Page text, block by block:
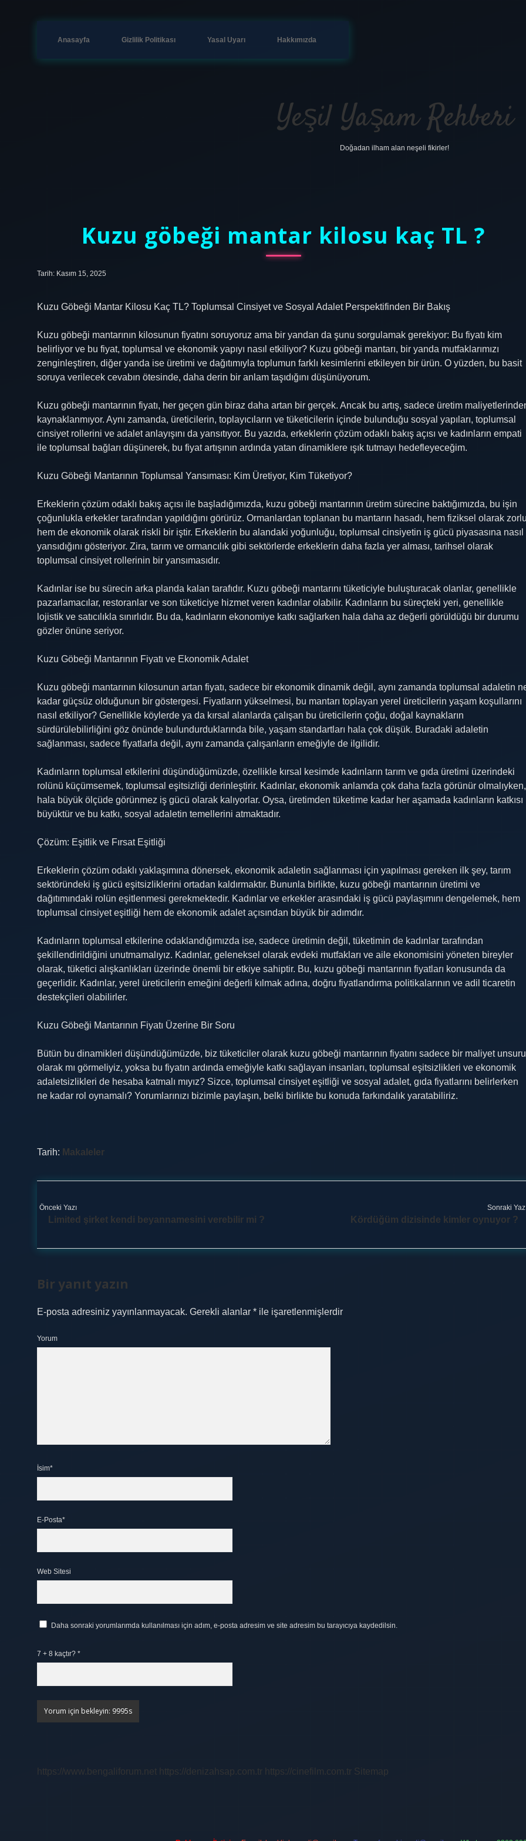
Anasayfa Gizlilik Politikası Yasal Uyarı Hakkımızda
Yeşil Yaşam Rehberi
Doğadan ilham alan neşeli fikirler!
Kuzu göbeği mantar kilosu kaç TL ?
Tarih: Kasım 15, 2025
Kuzu Göbeği Mantar Kilosu Kaç TL? Toplumsal Cinsiyet ve Sosyal Adalet Perspektifinden Bir Bakış
Kuzu göbeği mantarının kilosunun fiyatını soruyoruz ama bir yandan da şunu sorgulamak gerekiyor: Bu fiyatı kim
belirliyor ve bu fiyat, toplumsal ve ekonomik yapıyı nasıl etkiliyor? Kuzu göbeği mantarı, bir yanda mutfaklarımızı
zenginleştiren, diğer yanda ise üretimi ve dağıtımıyla toplumun farklı kesimlerini etkileyen bir ürün. O yüzden, bu basit
soruya verilecek cevabın ötesinde, daha derin bir anlam taşıdığını düşünüyorum.
Kuzu göbeği mantarının fiyatı, her geçen gün biraz daha artan bir gerçek. Ancak bu artış, sadece üretim
kaynaklanmıyor. Aynı zamanda, üreticilerin, toplayıcıların ve tüketicilerin içinde bulunduğu sosyal yapıları, toplumsal
cinsiyet rollerini ve adalet anlayışını da yansıtıyor. Bu yazıda, erkeklerin çözüm odaklı bakış açısı ve kadınların empati
ile toplumsal bağları düşünerek, bu fiyat artışının ardında yatan dinamiklere ışık tutmayı hedefleyeceğim.
Kuzu Göbeği Mantarının Toplumsal Yansıması: Kim Üretiyor, Kim Tüketiyor?
Erkeklerin çözüm odaklı bakış açısı ile başladığımızda, kuzu göbeği mantarının üretim sürecine baktığımızda, bu işin
çoğunlukla erkekler tarafından yapıldığını görürüz. Ormanlardan toplanan bu mantarın hasadı, hem fiziksel olarak
hem de ekonomik olarak riskli bir iştir. Erkeklerin bu alandaki yoğunluğu, toplumsal cinsiyetin iş gücü piyasasına nasıl
yansıdığını gösteriyor. Zira, tarım ve ormancılık gibi sektörlerde erkeklerin daha fazla yer alması, tarihsel olarak
toplumsal cinsiyet rollerinin bir yansımasıdır.
Kadınlar ise bu sürecin arka planda kalan tarafıdır. Kuzu göbeği mantarını tüketiciyle buluşturacak olanlar, genellikle
pazarlamacılar, restoranlar ve son tüketiciye hizmet veren kadınlar olabilir. Kadınların bu süreçteki yeri, genellikle
lojistik ve satıcılıkla sınırlıdır. Bu da, kadınların ekonomiye katkı sağlarken hala daha az değerli görüldüğü bir durumu
gözler önüne seriyor.
Kuzu Göbeği Mantarının Fiyatı ve Ekonomik Adalet
Kuzu göbeği mantarının kilosunun artan fiyatı, sadece bir ekonomik dinamik değil, aynı zamanda toplumsal adaletin
kadar güçsüz olduğunun bir göstergesi. Fiyatların yükselmesi, bu mantarı toplayan yerel üreticilerin yaşam koşullarını
nasıl etkiliyor? Genellikle köylerde ya da kırsal alanlarda çalışan bu üreticilerin çoğu, doğal kaynakların
sürdürülebilirliğini göz önünde bulundurduklarında bile, yaşam standartları hala çok düşük. Buradaki adaletin
sağlanması, sadece fiyatlarla değil, aynı zamanda çalışanların emeğiyle de ilgilidir.
Kadınların toplumsal etkilerini düşündüğümüzde, özellikle kırsal kesimde kadınların tarım ve gıda üretimi üzerindeki
rolünü küçümsemek, toplumsal eşitsizliği derinleştirir. Kadınlar, ekonomik anlamda çok daha fazla görünür olmalıyken,
hala büyük ölçüde görünmez iş gücü olarak kalıyorlar. Oysa, üretimden tüketime kadar her aşamada kadınların katkısı
büyüktür ve bu katkı, sosyal adaletin temellerini atmaktadır.
Çözüm: Eşitlik ve Fırsat Eşitliği
Erkeklerin çözüm odaklı yaklaşımına dönersek, ekonomik adaletin sağlanması için yapılması gereken ilk şey, tarım
sektöründeki iş gücü eşitsizliklerini ortadan kaldırmaktır. Bununla birlikte, kuzu göbeği mantarının üretimi ve
dağıtımındaki rolün eşitlenmesi gerekmektedir. Kadınlar ve erkekler arasındaki iş gücü paylaşımını dengelemek, hem
toplumsal cinsiyet eşitliği hem de ekonomik adalet açısından büyük bir adımdır.
Kadınların toplumsal etkilerine odaklandığımızda ise, sadece üretimin değil, tüketimin de kadınlar tarafından
şekillendirildiğini unutmamalıyız. Kadınlar, geleneksel olarak evdeki mutfakları ve aile ekonomisini yöneten bireyler
olarak, tüketici alışkanlıkları üzerinde önemli bir etkiye sahiptir. Bu, kuzu göbeği mantarının fiyatları konusunda da
geçerlidir. Kadınlar, yerel üreticilerin emeğini değerli kılmak adına, doğru fiyatlandırma politikalarının ve adil ticaretin
destekçileri olabilirler.
Kuzu Göbeği Mantarının Fiyatı Üzerine Bir Soru
Bütün bu dinamikleri düşündüğümüzde, biz tüketiciler olarak kuzu göbeği mantarının fiyatını sadece bir maliyet unsuru
olarak mı görmeliyiz, yoksa bu fiyatın ardında emeğiyle katkı sağlayan insanları, toplumsal eşitsizlikleri ve ekonomik
adaletsizlikleri de hesaba katmalı mıyız? Sizce, toplumsal cinsiyet eşitliği ve sosyal adalet, gıda fiyatlarını belirlerken
ne kadar rol oynamalı? Yorumlarınızı bizimle paylaşın, belki birlikte bu konuda farkındalık yaratabiliriz.
Tarih: Makaleler
Önceki Yazı
Limited şirket kendi beyannamesini verebilir mi ?
Sonraki
Kördüğüm dizisinde kimler oynuyor ?
Bir yanıt yazın
E-posta adresiniz yayınlanmayacak. Gerekli alanlar * ile işaretlenmişlerdir
Yorum
İsim*
E-Posta*
Web Sitesi
Daha sonraki yorumlarımda kullanılması için adım, e-posta adresim ve site adresim bu tarayıcıya kaydedilsin.
7 + 8 kaçtır? *
https://www.bengaliforum.net https://denizahsap.com.tr https://cinefilm.com.tr Sitemap